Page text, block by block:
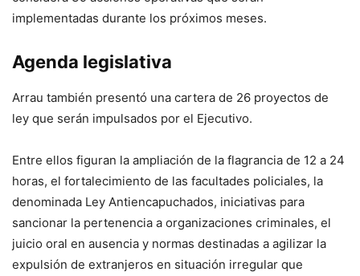
implementadas durante los próximos meses.
Agenda legislativa
Arrau también presentó una cartera de 26 proyectos de
ley que serán impulsados por el Ejecutivo.
Entre ellos figuran la ampliación de la flagrancia de 12 a 24
horas, el fortalecimiento de las facultades policiales, la
denominada Ley Antiencapuchados, iniciativas para
sancionar la pertenencia a organizaciones criminales, el
juicio oral en ausencia y normas destinadas a agilizar la
expulsión de extranjeros en situación irregular que